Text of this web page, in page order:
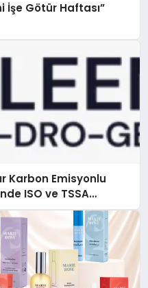
İşe Götür Haftası”
Karbon Emisyonlu
ISO ve TSSA